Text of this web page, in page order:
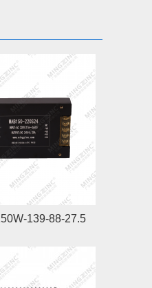
139-88-27.5